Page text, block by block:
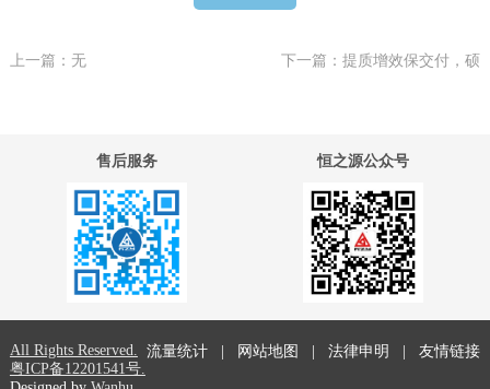
上一篇：无
下一篇：提质增效保交付，硕
售后服务 恒之源公众号
流量统计 网站地图 法律申明 友情链接
All Rights Reserved.
粤ICP备12201541号.